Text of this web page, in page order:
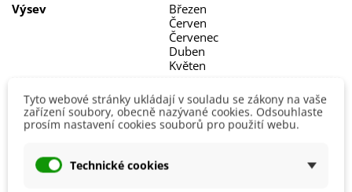
Rostliny vysazujte do sponu
20 x 20 cm.
plné slunce nebo polostín
propustné půdě s kvalitní drenáží
Výsev
Březen
Červen
Červenec
Duben
Květen
Stanoviště
Slunečné
Doba Kvetení
Tyto webové stránky ukládají v souladu se zákony na vaše
zařízení soubory, obecně nazývané cookies. Odsouhlaste
prosím nastavení cookies souborů pro použití webu.
Technické cookies